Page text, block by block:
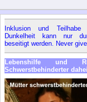
Inklusion und
Dunkelheit kann nur
beseitigt werden. Never
Lebenshilfe und
Schwerstbehinderter